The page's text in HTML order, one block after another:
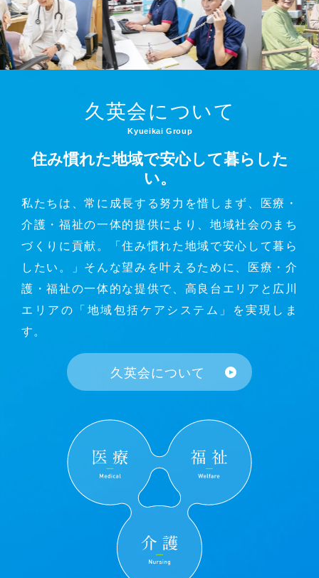
久英会について
Kyueikai Group
住み慣れた地域で安心して暮らした
い。
私たちは、常に成長する努力を惜しまず、
医療・
介護・福祉の一体的提供により、地域社会のまち
づくりに貢献。
「住み慣れた地域で安心して暮ら
したい。」 そんな望みを叶えるために、
医療・介
護・福祉の一体的な提供で、 高良台エリアと広川
エリアの
「地域包括ケアシステム」を実現しま
す。
久英会について